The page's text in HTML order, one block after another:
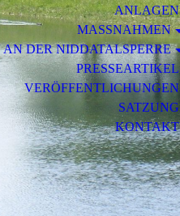
ANLAGEN
MASSNAHMEN
DER NIDDATALSPERRE
PRESSEARTIKEL
VERÖFFENTLICHUNGEN
SATZUNG
KONTAKT